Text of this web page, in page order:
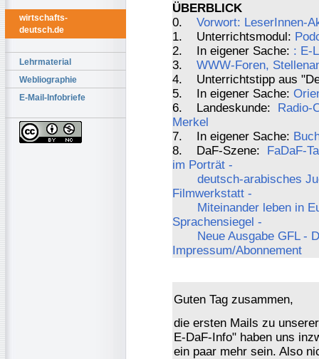
wirtschafts-
deutsch.de
Lehrmaterial
Webliographie
E-Mail-Infobriefe
ÜBERBLICK
0. Vorwort: LeserInnen-
1. Unterrichtsmodul:
2. In eigener Sache: : E-
3. WWW-Foren,
4. Unterrichtstipp aus
5. In eigener Sache:
6. Landeskunde: Radio-
Merkel
7. In eigener Sache:
8. DaF-Szene: FaDaF-
im Porträt -
deutsch-arabisches
Filmwerkstatt -
Miteinander leben in
Sprachensiegel -
Neue Ausgabe GFL -
Impressum/Abonnement
Guten Tag zusammen,
die ersten Mails zu
E-DaF-Info" haben uns
ein paar mehr sein. Also